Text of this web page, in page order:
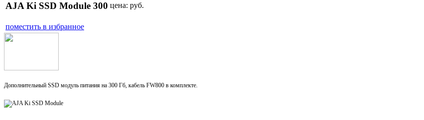
AJA Ki SSD Module 300 цена: руб.
поместить в избранное
Дополнительный SSD модуль питания на 300 Гб, кабель FW800 в комплекте.